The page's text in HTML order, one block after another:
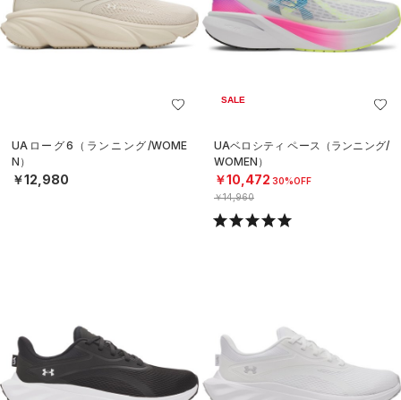
UAローグ6（ランニング/WOME
N）
￥12,980
SALE
UAベロシティ ペース（ランニング/
WOMEN）
￥10,472 30%OFF
￥14,960